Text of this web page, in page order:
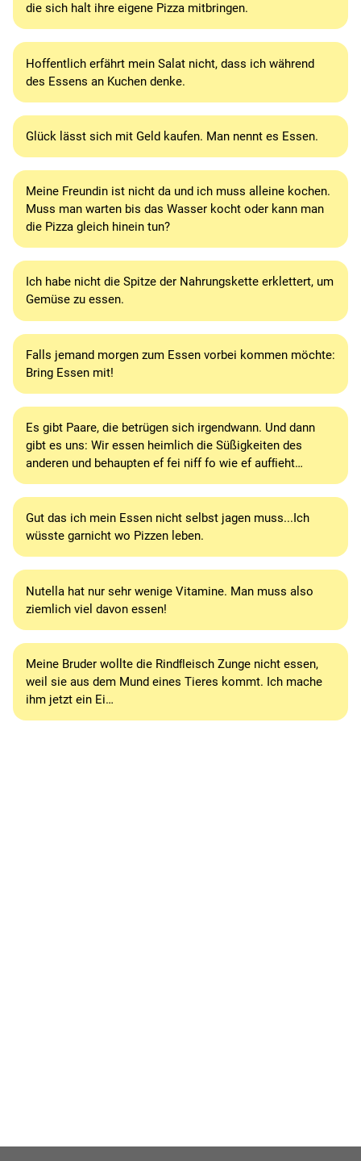
die sich halt ihre eigene Pizza mitbringen.
Hoffentlich erfährt mein Salat nicht, dass ich während
des Essens an Kuchen denke.
Glück lässt sich mit Geld kaufen. Man nennt es Essen.
Meine Freundin ist nicht da und ich muss alleine kochen.
Muss man warten bis das Wasser kocht oder kann man
die Pizza gleich hinein tun?
Ich habe nicht die Spitze der Nahrungskette erklettert, um
Gemüse zu essen.
Falls jemand morgen zum Essen vorbei kommen möchte:
Bring Essen mit!
Es gibt Paare, die betrügen sich irgendwann. Und dann
gibt es uns: Wir essen heimlich die Süßigkeiten des
anderen und behaupten ef fei niff fo wie ef aufﬁeht…
Gut das ich mein Essen nicht selbst jagen muss...Ich
wüsste garnicht wo Pizzen leben.
Nutella hat nur sehr wenige Vitamine. Man muss also
ziemlich viel davon essen!
Meine Bruder wollte die Rindﬂeisch Zunge nicht essen,
weil sie aus dem Mund eines Tieres kommt. Ich mache
ihm jetzt ein Ei…